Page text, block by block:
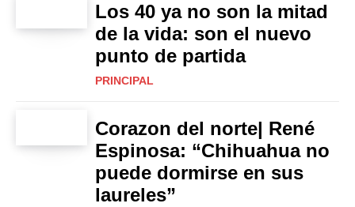
Los 40 ya no son la mitad
de la vida: son el nuevo
punto de partida
PRINCIPAL
Corazon del norte| René
Espinosa: “Chihuahua no
puede dormirse en sus
laureles”